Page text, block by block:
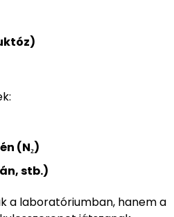
(N₂)
stb.)
a laboratóriumban, hanem a